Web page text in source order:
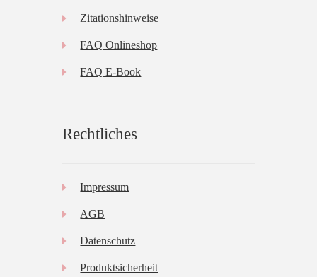
Zitationshinweise
FAQ Onlineshop
FAQ E-Book
Rechtliches
Impressum
AGB
Datenschutz
Produktsicherheit